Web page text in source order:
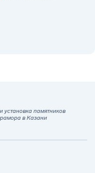
установка памятников
в Казани